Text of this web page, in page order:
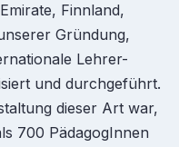
Finnland,
Gründung,
Lehrer-
und durchgeführt.
dieser Art war,
700 PädagogInnen